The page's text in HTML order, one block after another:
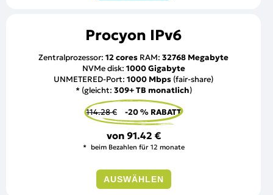
Procyon IPv6
Zentralprozessor: 12 cores RAM: 32768 Megabyte
NVMe disk: 1000 Gigabyte
UNMETERED-Port: 1000 Mbps (fair-share)
* (gleicht: 309+ TB monatlich)
114.28 € -20 % RABATT
von 91.42 €
beim Bezahlen für 12 monate
AUSWÄHLEN